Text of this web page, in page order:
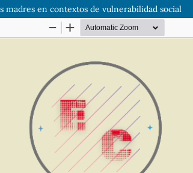
en contextos de vulnerabilidad social